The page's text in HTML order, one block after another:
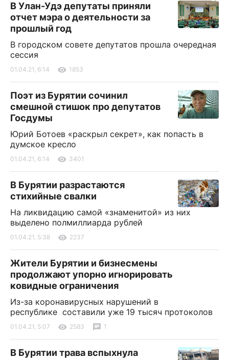
В Улан-Удэ депутаты приняли
отчет мэра о деятельности за
прошлый год
В городском совете депутатов прошла очередная
сессия
01.04.21, 6:14 1853
Поэт из Бурятии сочинил
смешной стишок про депутатов
Госдумы
Юрий Ботоев «раскрыл секрет», как попасть в
думское кресло
01.04.21, 6:14 3401
В Бурятии разрастаются
стихийные свалки
На ликвидацию самой «знаменитой» из них
выделено полмиллиарда рублей
01.04.21, 5:38 2237
Жители Бурятии и бизнесмены
продолжают упорно игнорировать
ковидные ограничения
Из-за коронавирусных нарушений в
республике составили уже 19 тысяч протоколов
01.04.21, 5:07 2583 1
В Бурятии трава вспыхнула